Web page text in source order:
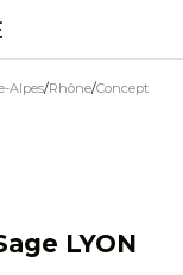
Alpes Rhône Concept
LYON